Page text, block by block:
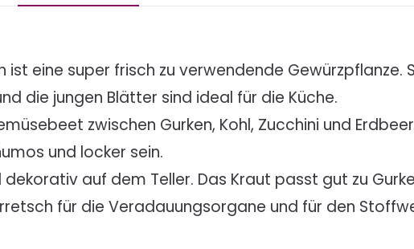
eine super frisch zu verwendende Gewürzpflanze.
die jungen Blätter sind ideal für die Küche.
zwischen Gurken, Kohl, Zucchini und
und locker sein.
auf dem Teller. Das Kraut passt gut zu
für die Veradauungsorgane und für den